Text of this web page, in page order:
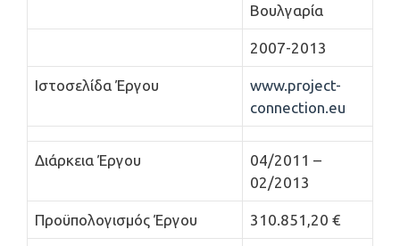
Βουλγαρία
2007-2013
Ιστοσελίδα Έργου
www.project-
connection.eu
Διάρκεια Έργου
04/2011 –
02/2013
Προϋπολογισμός Έργου 310.851,20 €